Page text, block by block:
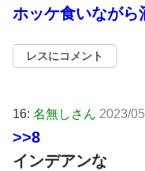
ホッケ食いながら
レスにコメント
16: 名無しさん 2023/
>>8
インデアンな